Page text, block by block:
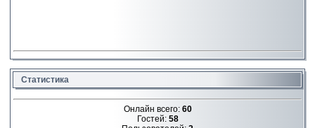
Статистика
Онлайн всего: 60
Гостей: 58